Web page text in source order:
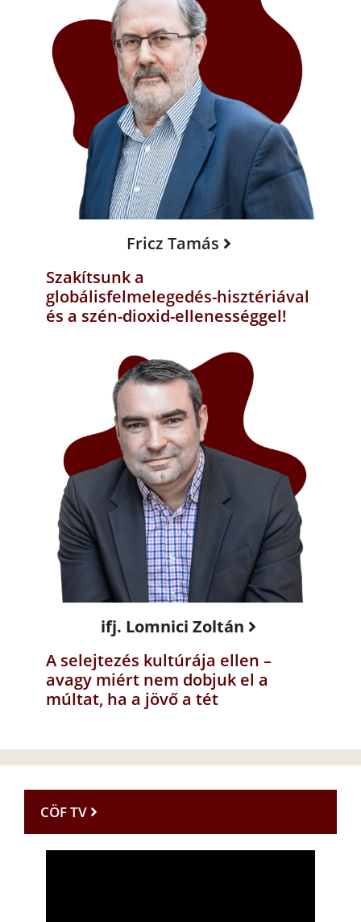
Fricz Tamás
Szakítsunk a
globálisfelmelegedés-hisztériával
és a szén-dioxid-ellenességgel!
ifj. Lomnici Zoltán
A selejtezés kultúrája ellen –
avagy miért nem dobjuk el a
múltat, ha a jövő a tét
CÖF TV